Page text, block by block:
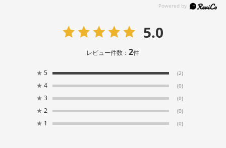
5.0
レビュー件数：2件
★ 5 (2)
★ 4 (0)
★ 3 (0)
★ 2 (0)
★ 1 (0)